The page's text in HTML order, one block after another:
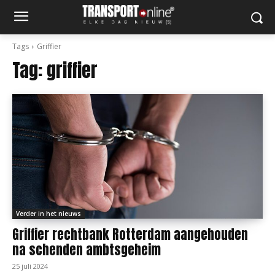
Tags Griffier
Tag:griffier
Verder in het nieuws
Griffier rechtbank Rotterdam aangehouden
na schenden ambtsgeheim
25 juli 2024